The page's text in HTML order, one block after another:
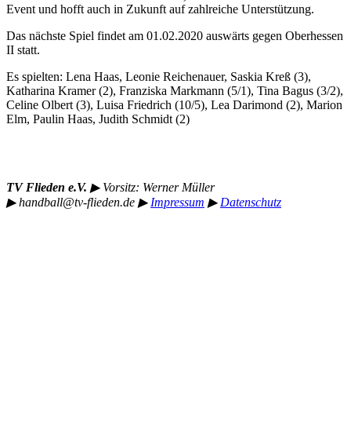
Event und hofft auch in Zukunft auf zahlreiche Unterstützung.
Das nächste Spiel findet am 01.02.2020 auswärts gegen Oberhessen
II statt.
Es spielten: Lena Haas, Leonie Reichenauer, Saskia Kreß (3),
Katharina Kramer (2), Franziska Markmann (5/1), Tina Bagus (3/2),
Celine Olbert (3), Luisa Friedrich (10/5), Lea Darimond (2), Marion
Elm, Paulin Haas, Judith Schmidt (2)
TV Flieden e.V. ▶︎ Vorsitz: Werner Müller
▶︎handball@tv-flieden.de ▶︎ Impressum ▶︎ Datenschutz